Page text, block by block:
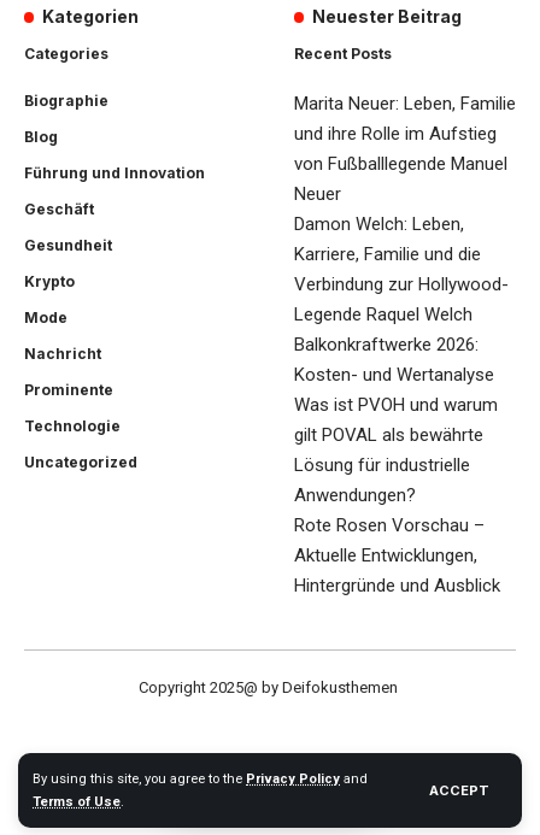
By using this site, you agree to the Privacy Policy and
Terms of Use.
ACCEPT
Kategorien
Categories
Biographie
Blog
Führung und Innovation
Geschäft
Gesundheit
Krypto
Mode
Nachricht
Prominente
Technologie
Uncategorized
Neuester Beitrag
Recent Posts
Marita Neuer: Leben, Familie
und ihre Rolle im Aufstieg
von Fußballlegende Manuel
Neuer
Damon Welch: Leben,
Karriere, Familie und die
Verbindung zur Hollywood-
Legende Raquel Welch
Balkonkraftwerke 2026:
Kosten- und Wertanalyse
Was ist PVOH und warum
gilt POVAL als bewährte
Lösung für industrielle
Anwendungen?
Rote Rosen Vorschau –
Aktuelle Entwicklungen,
Hintergründe und Ausblick
Copyright 2025@ by Deifokusthemen